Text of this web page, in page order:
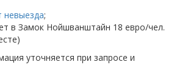
невыезда;
в Замок Нойшванштайн 18 евро/чел.
уточняется при запросе и